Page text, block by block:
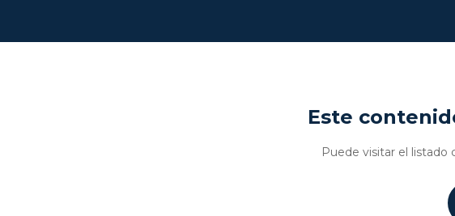
Este
Puede visitar el